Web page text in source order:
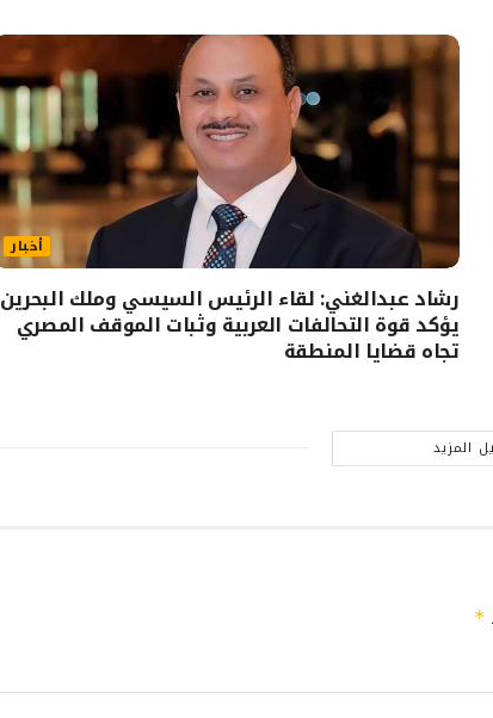
أخبار
رشاد عبدالغني: لقاء الرئيس السيسي وملك البحرين
يؤكد قوة التحالفات العربية وثبات الموقف المصري
تجاه قضايا المنطقة
المزيد
*